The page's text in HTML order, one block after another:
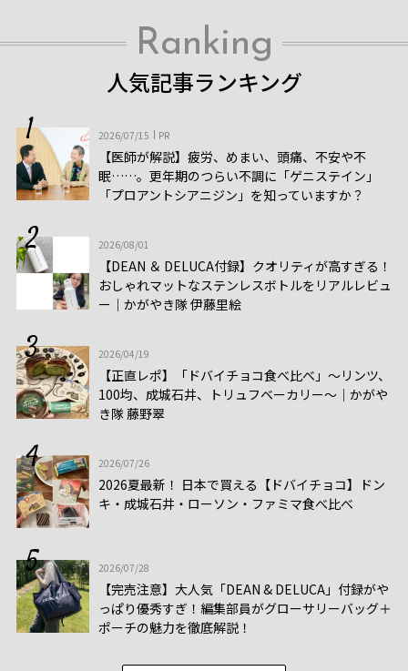
Ranking
人気記事ランキング
2026/07/15 PR
【医師が解説】疲労、めまい、頭痛、不安や不
眠……。更年期のつらい不調に「ゲニステイン」
「プロアントシアニジン」を知っていますか？
2026/08/01
【DEAN ＆ DELUCA付録】クオリティが高すぎる！
おしゃれマットなステンレスボトルをリアルレビュ
ー│かがやき隊 伊藤里絵
2026/04/19
【正直レポ】「ドバイチョコ食べ比べ」～リンツ、
100均、成城石井、トリュフベーカリー～｜かがや
き隊 藤野翠
2026/07/26
2026夏最新！ 日本で買える【ドバイチョコ】ドン
キ・成城石井・ローソン・ファミマ食べ比べ
2026/07/28
【完売注意】大人気「DEAN & DELUCA」付録がや
っぱり優秀すぎ！編集部員がグローサリーバッグ＋
ポーチの魅力を徹底解説！